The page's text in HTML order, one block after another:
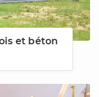
et béton